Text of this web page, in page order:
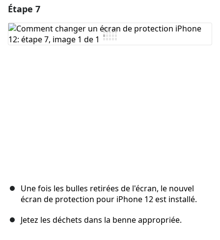
Ajouter un commentaire
Étape 7
Une fois les bulles retirées de l'écran, le nouvel
écran de protection pour iPhone 12 est installé.
Jetez les déchets dans la benne appropriée.